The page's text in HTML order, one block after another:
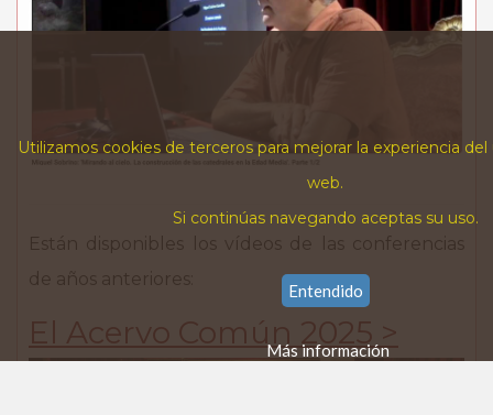
Utilizamos cookies de terceros para mejorar la experiencia
web.
Si continúas navegando aceptas su uso.
Entendido
Más información
Están disponibles los vídeos de las conferencias
de años anteriores:
El Acervo Común 2025 >